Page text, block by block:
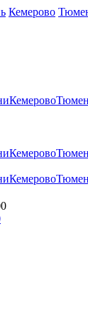
Кемерово
Кемерово
Кемерово
Кемерово